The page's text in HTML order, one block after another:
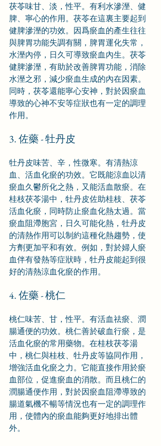
茯苓味甘、淡，性平。有利水滲溼、健
脾、寧心的作用。茯苓在這裏主要起到
健脾滲溼的功效。因爲瘀血的產生往往
與脾胃功能失調有關，脾胃運化失常，
水溼內停，日久可導致瘀血內生。茯苓
健脾滲溼，有助於改善脾胃功能，消除
水溼之邪，減少瘀血生成的內在因素。
同時，茯苓還能寧心安神，對於因瘀血
導致的心神不安等症狀也有一定的調理
作用。
3. 佐藥 - 牡丹皮
牡丹皮味苦、辛，性微寒。有清熱涼
血、活血化瘀的功效。它既能涼血以清
瘀血久鬱所化之熱，又能活血散瘀。在
桂枝茯苓湯中，牡丹皮佐助桂枝、茯苓
活血化瘀，同時防止瘀血化熱太過。當
瘀血阻滯胞宮，日久可能化熱，牡丹皮
的清熱作用可以制約這種化熱趨勢，使
方劑更加平和有效。例如，對於婦人瘀
血伴有發熱等症狀時，牡丹皮能起到很
好的清熱涼血化瘀的作用。
4. 佐藥 - 桃仁
桃仁味苦、甘，性平。有活血祛瘀、潤
腸通便的功效。桃仁善於破血行瘀，是
活血化瘀的常用藥物。在桂枝茯苓湯
中，桃仁與桂枝、牡丹皮等協同作用，
增強活血化瘀之力。它能直接作用於瘀
血部位，促進瘀血的消散。而且桃仁的
潤腸通便作用，對於因瘀血阻滯導致的
腸道氣機不暢等情況也有一定的調理作
用，使體內的瘀血能夠更好地排出體
外。